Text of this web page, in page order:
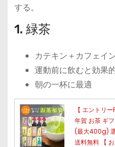
する。
1. 緑茶
カテキン＋カフェイ
運動前に飲むと効果
朝の一杯に最適
【 エントリ
年賀 お茶 ギ
(最大400g)
送料無料 【